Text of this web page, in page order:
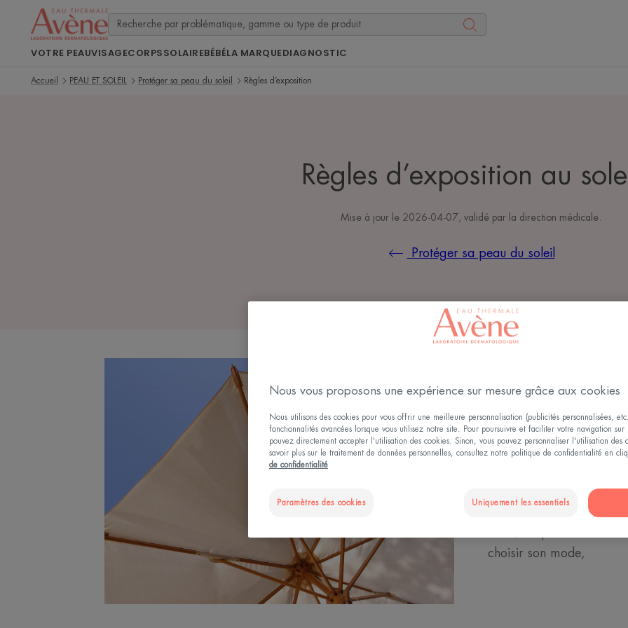
VOTRE PEAUVISAGECORPSSOLAIREBÉBÉLA MARQUEDIAGNOSTIC
Accueil PEAU ET SOLEIL Protéger sa peau du soleil Règles d’exposition
Règles d’exposition au
Mise à jour le 2026-04-07 , validé par la direction médicale
Protéger sa peau du soleil
Pourquoi
peut être
Quand vous vous
en ville, une heure ou
un risque. Les néfastes
au soleil, vieillissement
choisir son mode,
Nous vous proposons une expérience sur mesure grâce aux cookies
Nous utilisons des cookies pour vous offrir une meilleure personnalisation (publicités personnalisées,
fonctionnalités avancées lorsque vous utilisez notre site. Pour poursuivre et faciliter votre navigation sur
pouvez directement accepter l'utilisation des cookies. Sinon, vous pouvez personnaliser l'utilisation des
savoir plus sur le traitement de données personnelles, consultez notre politique de confidentialité en
de confidentialité
Paramètres des cookies Uniquement les essentiels